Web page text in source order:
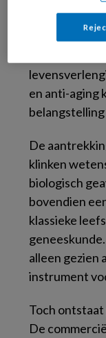
obesitas of
en anti-aging
De
klinken
biologisch
bovendien
klassieke
alleen gezien
instrument
Toch
De